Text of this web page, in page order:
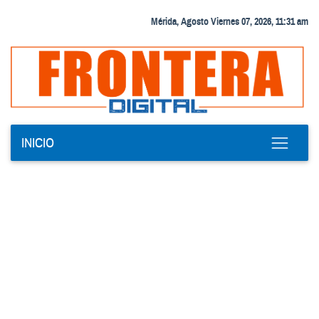
Mérida, Agosto Viernes 07, 2026, 11:31 am
INICIO